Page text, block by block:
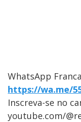
WhatsApp
https://wa.me/
Inscreva-se no
youtube.com/